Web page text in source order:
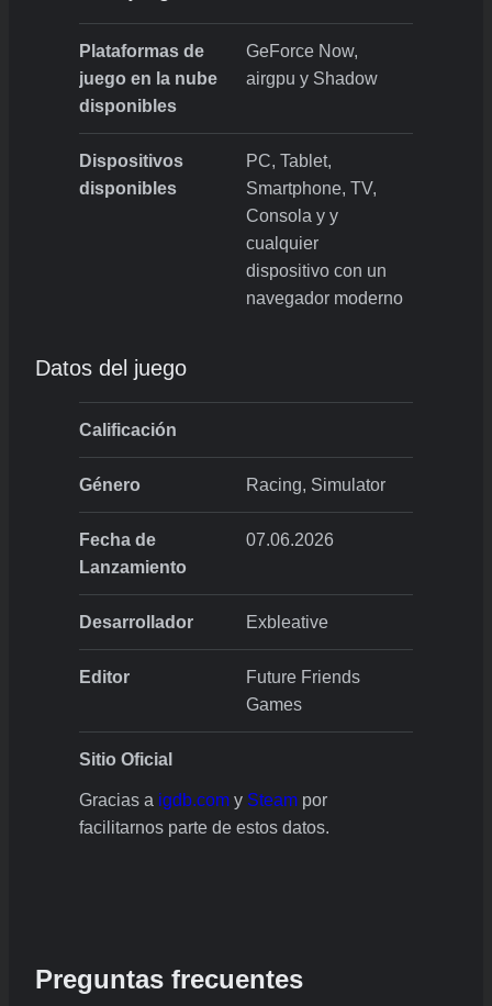
Plataformas de
juego en la nube
disponibles
GeForce Now,
airgpu y Shadow
Dispositivos
disponibles
PC, Tablet,
Smartphone, TV,
Consola y y
cualquier
dispositivo con un
navegador moderno
Datos del juego
Calificación
Género Racing, Simulator
Fecha de
Lanzamiento
07.06.2026
Desarrollador Exbleative
Editor
Future Friends
Games
Sitio Oficial
Gracias a igdb.com y Steam por
facilitarnos parte de estos datos.
Preguntas frecuentes